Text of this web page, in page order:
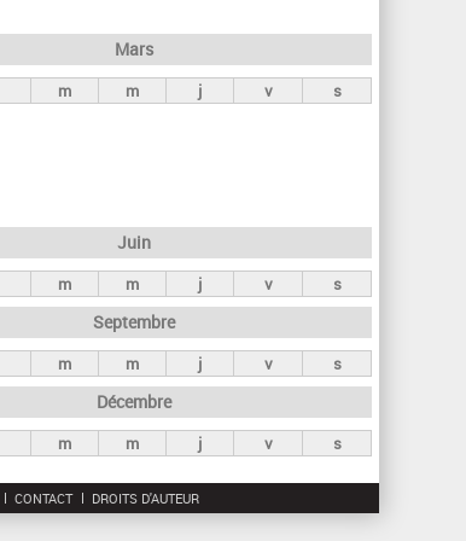
Mars
m m j v s
Juin
m m j v s
Septembre
m m j v s
Décembre
m m j v s
CONTACT DROITS D'AUTEUR